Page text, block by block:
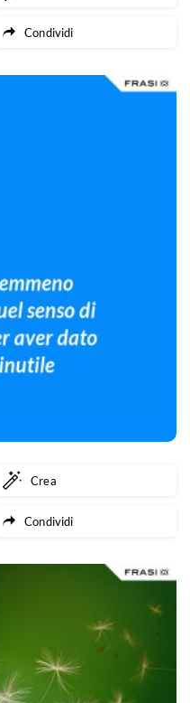
Condividi
Crea
Condividi